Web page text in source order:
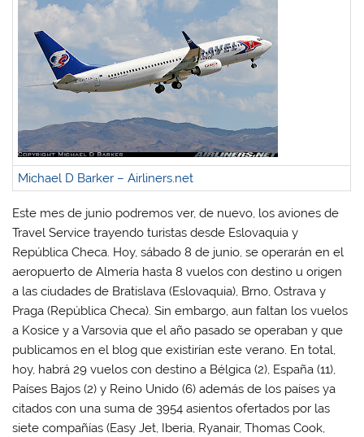
e
W
h
a
t
A
S
e
a
b
r
e
e
u
n
a
v
e
n
t
n
n
u
e
v
a
)
e
n
c
e
b
o
o
S
e
a
b
r
e
e
u
n
a
v
e
n
t
n
a
n
u
e
v
a
)
t
t
e
r
(
e
a
b
r
e
e
n
n
a
v
e
n
t
a
a
u
v
a
)
i
n
k
e
d
I
n
(
S
e
a
b
r
e
e
u
n
a
v
e
n
t
n
a
n
u
e
v
a
)
Michael D Barker – Airliners.net
Este mes de junio podremos ver, de nuevo, los aviones de
Travel Service trayendo turistas desde Eslovaquia y
República Checa. Hoy, sábado 8 de junio, se operarán en el
aeropuerto de Almería hasta 8 vuelos con destino u origen
a las ciudades de Bratislava (Eslovaquia), Brno, Ostrava y
Praga (República Checa). Sin embargo, aun faltan los vuelos
a Kosice y a Varsovia que el año pasado se operaban y que
publicamos en el blog que existirían este verano. En total,
hoy, habrá 29 vuelos con destino a Bélgica (2), España (11),
Países Bajos (2) y Reino Unido (6) además de los países ya
citados con una suma de 3954 asientos ofertados por las
siete compañías (Easy Jet, Iberia, Ryanair, Thomas Cook,